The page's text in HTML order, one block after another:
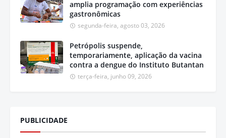
amplia programação com experiências
gastronômicas
segunda-feira, agosto 03, 2026
Petrópolis suspende,
temporariamente, aplicação da vacina
contra a dengue do Instituto Butantan
terça-feira, junho 09, 2026
PUBLICIDADE